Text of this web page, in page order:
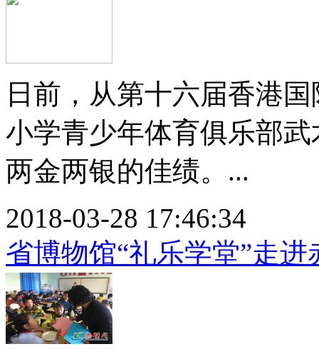
日前，从第十六届香港
小学青少年体育俱乐部
两金两银的佳绩。...
2018-03-28 17:46:34
省博物馆“礼乐学堂”走